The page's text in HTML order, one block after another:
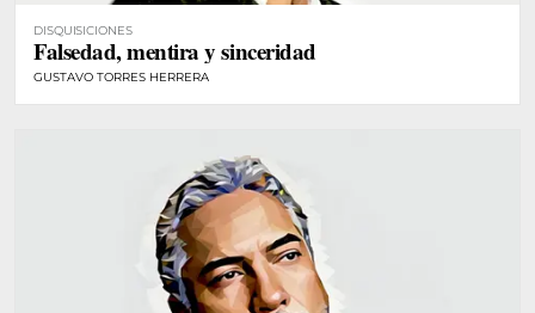
DISQUISICIONES
Falsedad, mentira y sinceridad
GUSTAVO TORRES HERRERA